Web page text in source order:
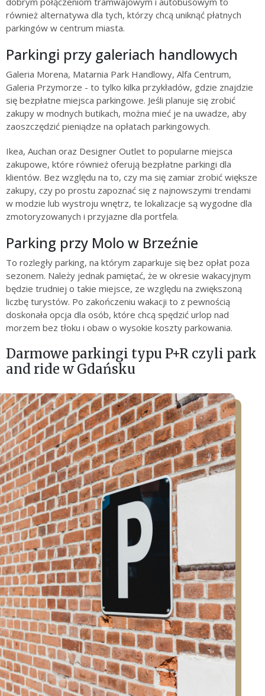
również alternatywa dla tych, którzy chcą uniknąć płatnych
parkingów w centrum miasta.
Parkingi przy galeriach handlowych
Galeria Morena, Matarnia Park Handlowy, Alfa Centrum,
Galeria Przymorze - to tylko kilka przykładów, gdzie znajdzie
się bezpłatne miejsca parkingowe. Jeśli planuje się zrobić
zakupy w modnych butikach, można mieć je na uwadze, aby
zaoszczędzić pieniądze na opłatach parkingowych.
Ikea, Auchan oraz Designer Outlet to popularne miejsca
zakupowe, które również oferują bezpłatne parkingi dla
klientów. Bez względu na to, czy ma się zamiar zrobić większe
zakupy, czy po prostu zapoznać się z najnowszymi trendami
w modzie lub wystroju wnętrz, te lokalizacje są wygodne dla
zmotoryzowanych i przyjazne dla portfela.
Parking przy Molo w Brzeźnie
To rozległy parking, na którym zaparkuje się bez opłat poza
sezonem. Należy jednak pamiętać, że w okresie wakacyjnym
będzie trudniej o takie miejsce, ze względu na zwiększoną
liczbę turystów. Po zakończeniu wakacji to z pewnością
doskonała opcja dla osób, które chcą spędzić urlop nad
morzem bez tłoku i obaw o wysokie koszty parkowania.
Darmowe parkingi typu P+R czyli park
and ride w Gdańsku